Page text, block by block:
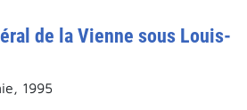
de la Vienne sous Louis-
1995